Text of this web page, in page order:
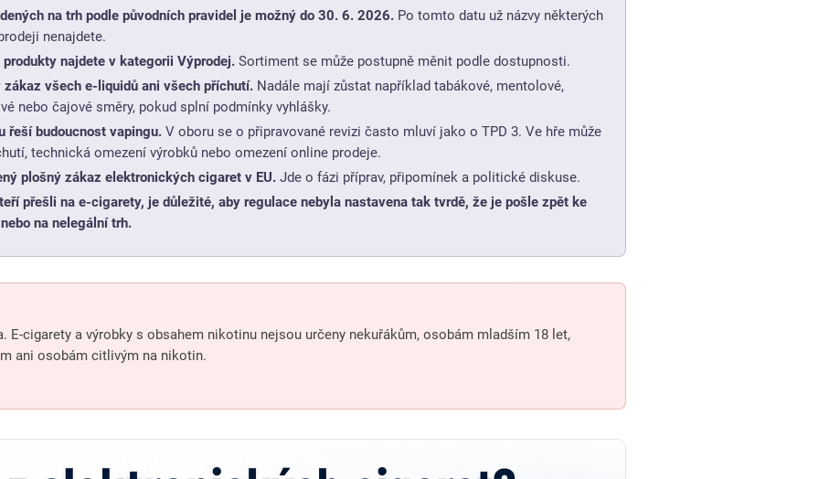
na trh podle původních pravidel je možný do 30. 6. 2026.Po tomto datu už názvy některých
nenajdete.
produkty najdete v kategorii Výprodej.Sortiment se může postupně měnit podle dostupnosti.
zákaz všech e-liquidů ani všech příchutí.Nadále mají zůstat například tabákové, mentolové,
nebo čajové směry, pokud splní podmínky vyhlášky.
řeší budoucnost vapingu.V oboru se o připravované revizi často mluví jako o TPD 3. Ve hře může
technická omezení výrobků nebo omezení online prodeje.
plošný zákaz elektronických cigaret v EU.Jde o fázi příprav, připomínek a politické diskuse.
přešli na e-cigarety, je důležité, aby regulace nebyla nastavena tak tvrdě, že je pošle zpět ke
na nelegální trh.
E-cigarety a výrobky s obsahem nikotinu nejsou určeny nekuřákům, osobám mladším 18 let,
ani osobám citlivým na nikotin.